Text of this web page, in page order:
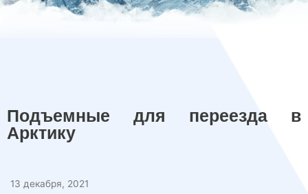
Подъемные для переезда в
Арктику
13 декабря, 2021